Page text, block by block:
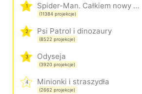
1 Spider-Man. Całkiem nowy dzień
(11384 projekcje)
2 Psi Patrol i dinozaury
(8522 projekcje)
3 Odyseja
(3920 projekcje)
4 Minionki i straszydła
(2662 projekcje)